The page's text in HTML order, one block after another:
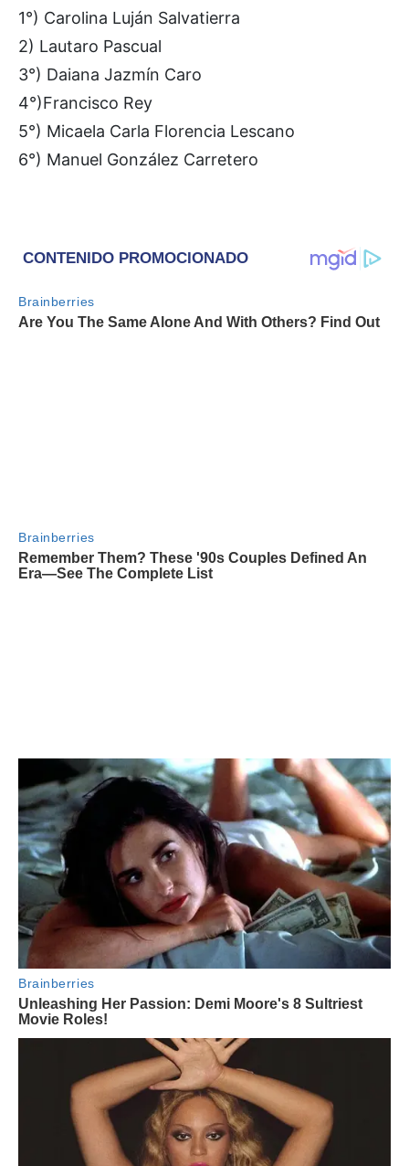
1°) Carolina Luján Salvatierra
2) Lautaro Pascual
3°) Daiana Jazmín Caro
4°)Francisco Rey
5°) Micaela Carla Florencia Lescano
6°) Manuel González Carretero